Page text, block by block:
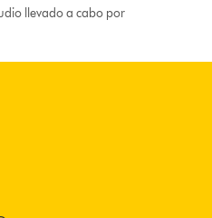
llevado a cabo por